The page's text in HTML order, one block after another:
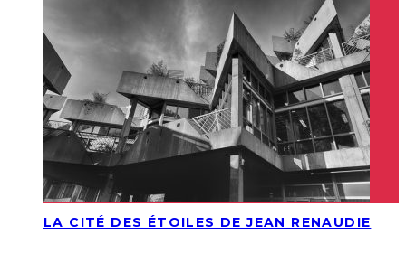
LA CITÉ DES ÉTOILES DE JEAN RENAUDIE